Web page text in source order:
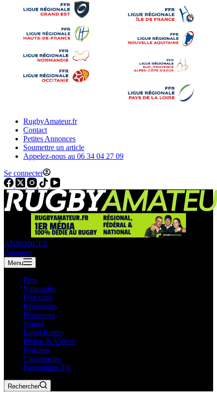
RugbyAmateur.fr
Contact
Petites Annonces
Soumettre un article
Appelez-nous au 06 34 04 27 09
Se connecter
ANNONCES
s'abonner
Menu
Pros
Nationales
Fédérales
Régionales
Féminines
Jeunes
Esprit Rugby
Photos & Vidéos
Podcasts
Classements
Programme TV
Rechercher